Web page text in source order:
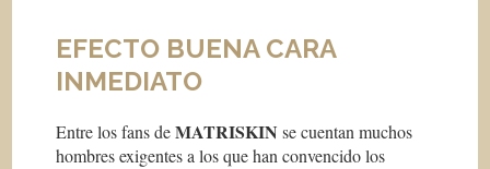
EFECTO BUENA CARA
INMEDIATO
Entre los fans deMATRISKIN se cuentan muchos
hombres exigentes a los que han convencido los